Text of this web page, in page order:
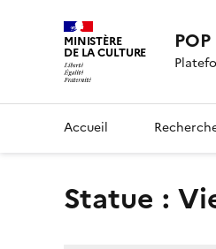
MINISTÈRE
DE LA CULTURE POP
Accueil
statue :